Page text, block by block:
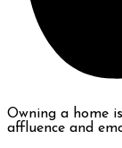
Owning a home
affluence and